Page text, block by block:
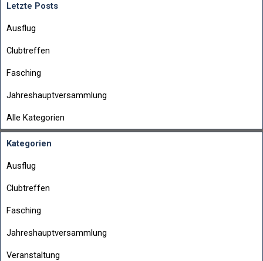
Letzte Posts
Ausflug
Clubtreffen
Fasching
Jahreshauptversammlung
Alle Kategorien
Kategorien
Ausflug
Clubtreffen
Fasching
Jahreshauptversammlung
Veranstaltung